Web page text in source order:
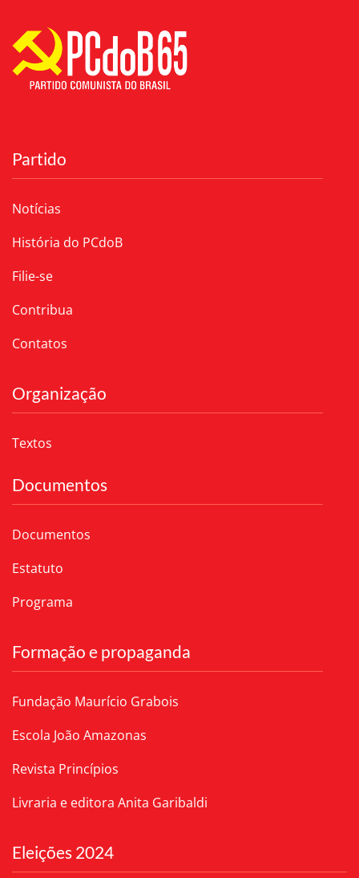
Partido
Notícias
História do PCdoB
Filie-se
Contribua
Contatos
Organização
Textos
Documentos
Documentos
Estatuto
Programa
Formação e propaganda
Fundação Maurício Grabois
Escola João Amazonas
Revista Princípios
Livraria e editora Anita Garibaldi
Eleições 2024